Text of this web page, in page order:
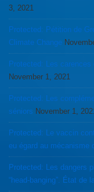
3, 2021
Protected: Pétition de
Climate Change
Protected: Les
November 1, 2021
Protected: Les
séniors November 1,
Protected: Le vaccin
eu égard au mécanisme
Protected: Les dangers
“head-banging”. État de